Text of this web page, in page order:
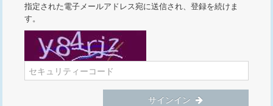
指定された電子メールアドレス宛に送信され、登録を続けま
す。
サインイン